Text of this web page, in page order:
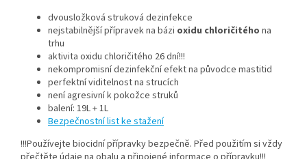
dvousložková struková dezinfekce
nejstabilnější přípravek na bázi oxidu chloričitého na
trhu
aktivita oxidu chloričitého 26 dní!!!
nekompromisní dezinfekční efekt na původce mastitid
perfektní viditelnost na strucích
není agresivní k pokožce struků
balení: 19L + 1L
Bezpečnostní list ke stažení
!!!Používejte biocidní přípravky bezpečně. Před použitím si vždy